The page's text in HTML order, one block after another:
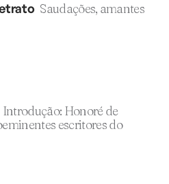
Saudações, amantes
Introdução: Honoré de
escritores do